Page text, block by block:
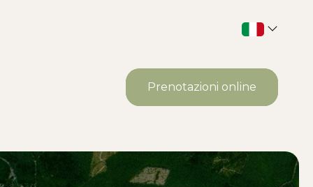
Prenotazioni online